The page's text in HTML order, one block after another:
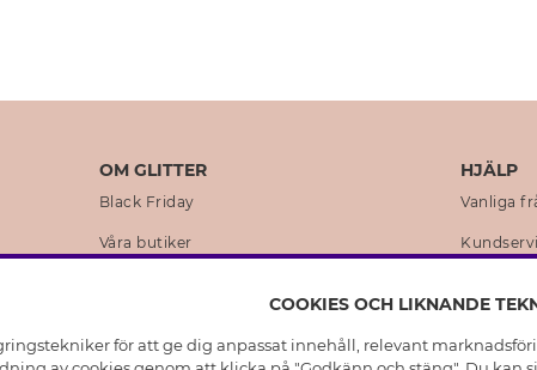
OM GLITTER
Black Friday
Våra butiker
Hållbarhet
HJÄLP
Vanliga
COOKIES OCH LIKNANDE
för att ge dig anpassat innehåll, relevant